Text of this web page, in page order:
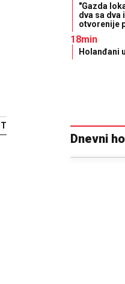
"Gazda
dva sa dva
otvorenije
18min
Holanđani
Dnevni